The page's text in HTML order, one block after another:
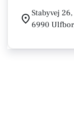
Stabyvej
6990